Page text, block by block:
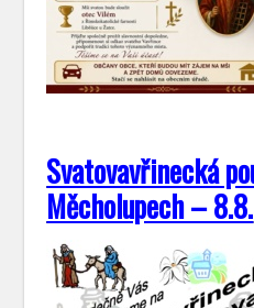
Svatovavřinecká
Měcholupech – 8.8.